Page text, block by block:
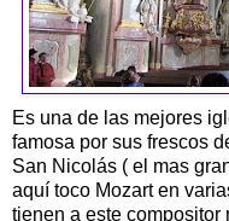
Es una de las mejores
famosa por sus frescos
San Nicolás ( el mas
aquí toco Mozart en
tienen a este compositor